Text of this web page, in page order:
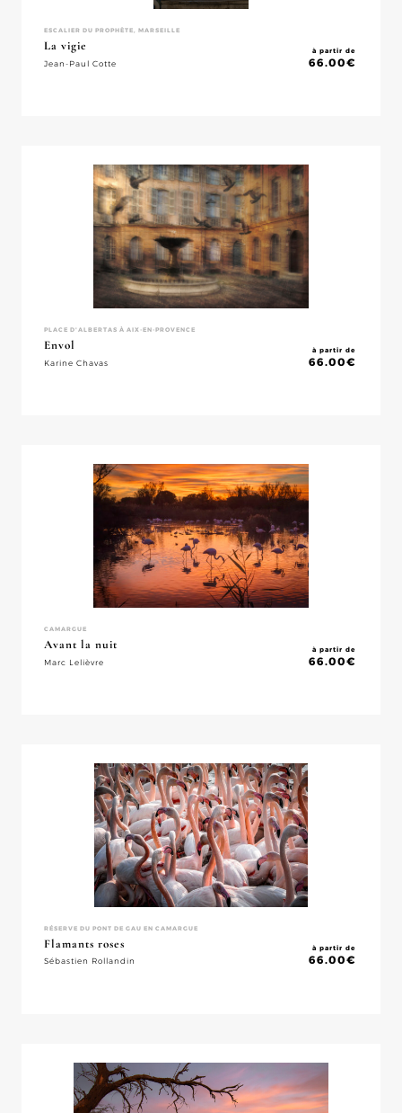
ESCALIER DU PROPHÈTE, MARSEILLE
La vigie
Jean-Paul Cotte
à partir de
66.00€
PLACE D'ALBERTAS À AIX-EN-PROVENCE
Envol
Karine Chavas
à partir de
66.00€
CAMARGUE
Avant la nuit
Marc Lelièvre
à partir de
66.00€
RÉSERVE DU PONT DE GAU EN CAMARGUE
Flamants roses
Sébastien Rollandin
à partir de
66.00€